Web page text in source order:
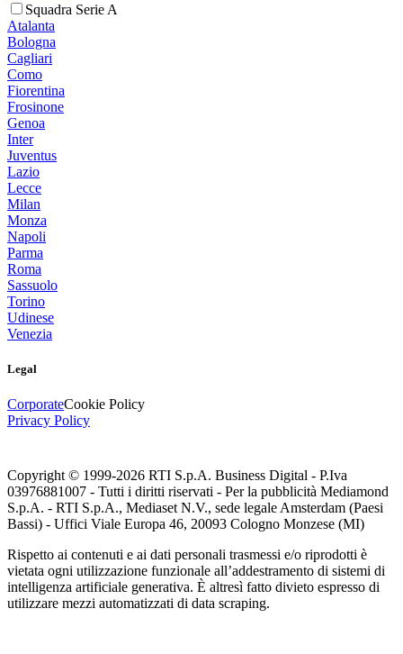
Squadra Serie A
Atalanta
Bologna
Cagliari
Como
Fiorentina
Frosinone
Genoa
Inter
Juventus
Lazio
Lecce
Milan
Monza
Napoli
Parma
Roma
Sassuolo
Torino
Udinese
Venezia
Legal
CorporateCookie Policy
Privacy Policy
Copyright © 1999-2026 RTI S.p.A. Business Digital - P.Iva
03976881007 - Tutti i diritti riservati - Per la pubblicità Mediamond
S.p.A. - RTI S.p.A., Mediaset N.V., sede legale Amsterdam (Paesi
Bassi) - Uffici Viale Europa 46, 20093 Cologno Monzese (MI)
Rispetto ai contenuti e ai dati personali trasmessi e/o riprodotti è
vietata ogni utilizzazione funzionale all’addestramento di sistemi di
intelligenza artificiale generativa. È altresì fatto divieto espresso di
utilizzare mezzi automatizzati di data scraping.